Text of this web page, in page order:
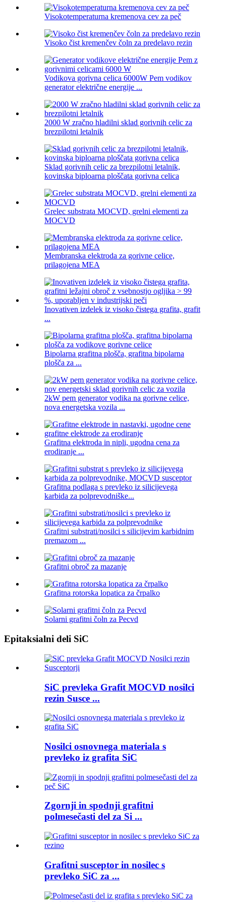
Visokotemperaturna kremenova cev za peč
Visoko čist kremenčev čoln za predelavo rezin
Vodikova gorivna celica 6000W Pem vodikov
generator električne energije ...
2000 W zračno hladilni sklad gorivnih celic za
brezpilotni letalnik
Sklad gorivnih celic za brezpilotni letalnik,
kovinska biploarna ploščata gorivna celica
Grelec substrata MOCVD, grelni elementi za
MOCVD
Membranska elektroda za gorivne celice,
prilagojena MEA
Inovativen izdelek iz visoko čistega grafita, grafit
...
Bipolarna grafitna plošča, grafitna bipolarna
plošča za ...
2kW pem generator vodika na gorivne celice,
nova energetska vozila ...
Grafitna elektroda in nipli, ugodna cena za
erodiranje ...
Grafitna podlaga s prevleko iz silicijevega
karbida za polprevodniške...
Grafitni substrati/nosilci s silicijevim karbidnim
premazom ...
Grafitni obroč za mazanje
Grafitna rotorska lopatica za črpalko
Solarni grafitni čoln za Pecvd
Epitaksialni deli SiC
SiC prevleka Grafit MOCVD nosilci
rezin Susce ...
Nosilci osnovnega materiala s
prevleko iz grafita SiC
Zgornji in spodnji grafitni
polmesečasti del za Si ...
Grafitni susceptor in nosilec s
prevleko SiC za ...